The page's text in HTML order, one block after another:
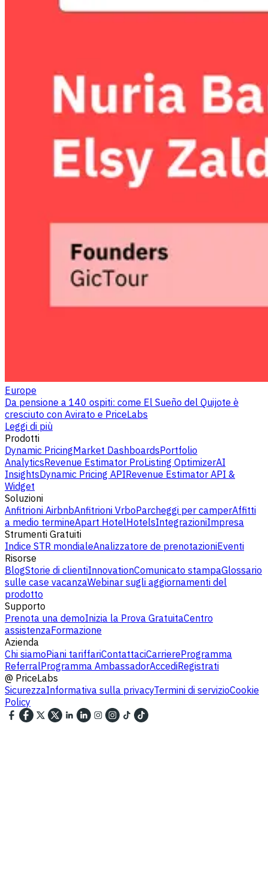
Europe
Da pensione a 140 ospiti: come El Sueño del Quijote è
cresciuto con Avirato e PriceLabs
Leggi di più
Prodotti
Dynamic PricingMarket DashboardsPortfolio
AnalyticsRevenue Estimator ProListing OptimizerAI
InsightsDynamic Pricing APIRevenue Estimator API &
Widget
Soluzioni
Anfitrioni AirbnbAnfitrioni VrboParcheggi per camperAffitti
a medio termineApart HotelHotelsIntegrazioniImpresa
Strumenti Gratuiti
Indice STR mondialeAnalizzatore de prenotazioniEventi
Risorse
BlogStorie di clientiInnovationComunicato stampaGlossario
sulle case vacanzaWebinar sugli aggiornamenti del
prodotto
Supporto
Prenota una demoInizia la Prova GratuitaCentro
assistenzaFormazione
Azienda
Chi siamoPiani tariffariContattaciCarriereProgramma
ReferralProgramma AmbassadorAccediRegistrati
@ PriceLabs
SicurezzaInformativa sulla privacyTermini di servizioCookie
Policy